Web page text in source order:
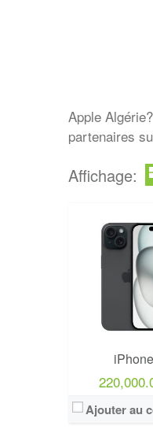
Apple
partenaires
Affichage:
Ajouter au